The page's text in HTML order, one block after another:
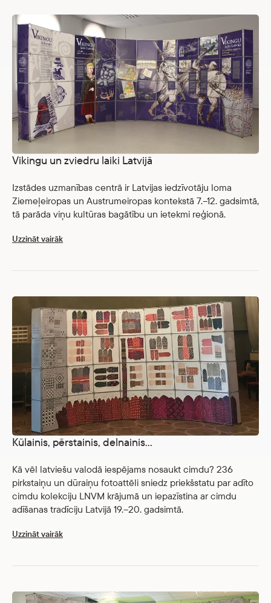
Vikingu un zviedru laiki Latvijā
Izstādes uzmanības centrā ir Latvijas iedzīvotāju loma
Ziemeļeiropas un Austrumeiropas kontekstā 7.–12. gadsimtā,
tā parāda viņu kultūras bagātību un ietekmi reģionā.
Uzzināt vairāk
Kūlainis, pērstainis, delnainis…
Kā vēl latviešu valodā iespējams nosaukt cimdu? 236
pirkstaiņu un dūraiņu fotoattēli sniedz priekšstatu par adīto
cimdu kolekciju LNVM krājumā un iepazīstina ar cimdu
adīšanas tradīciju Latvijā 19.–20. gadsimtā.
Uzzināt vairāk